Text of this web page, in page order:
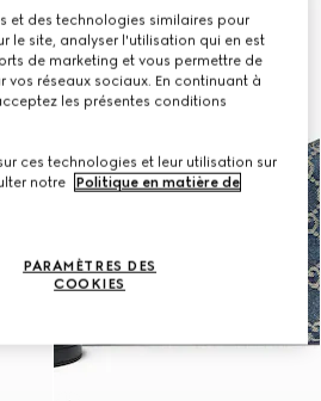
et des technologies similaires pour
le site, analyser l'utilisation qui en est
de marketing et vous permettre de
vos réseaux sociaux. En continuant à
les présentes conditions
ces technologies et leur utilisation sur
notre
Politique en matière de
PARAMÈTRES DES
COOKIES